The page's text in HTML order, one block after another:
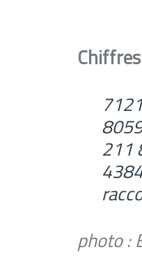
211
photo :